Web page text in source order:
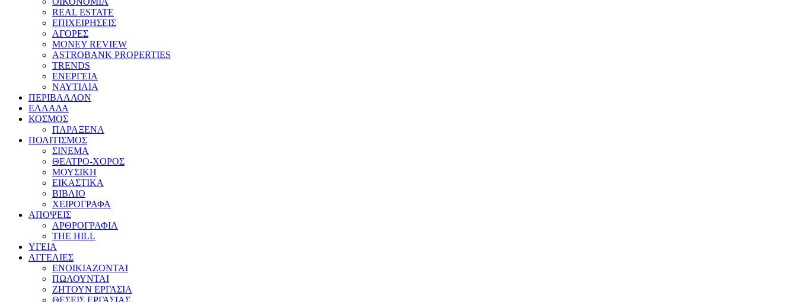
REAL ESTATE
ΕΠΙΧΕΙΡΗΣΕΙΣ
ΑΓΟΡΕΣ
MONEY REVIEW
ASTROBANK PROPERTIES
TRENDS
ΕΝΕΡΓΕΙΑ
ΝΑΥΤΙΛΙΑ
ΠΕΡΙΒΑΛΛΟΝ
ΕΛΛΑΔΑ
ΚΟΣΜΟΣ
ΠΑΡΑΞΕΝΑ
ΠΟΛΙΤΙΣΜΟΣ
ΣΙΝΕΜΑ
ΘΕΑΤΡΟ-ΧΟΡΟΣ
ΜΟΥΣΙΚΗ
ΕΙΚΑΣΤΙΚΑ
ΒΙΒΛΙΟ
ΧΕΙΡΟΓΡΑΦΑ
ΑΠΟΨΕΙΣ
ΑΡΘΡΟΓΡΑΦΙΑ
THE HILL
ΥΓΕΙΑ
ΑΓΓΕΛΙΕΣ
ΕΝΟΙΚΙΑΖΟΝΤΑΙ
ΠΩΛΟΥΝΤΑΙ
ΖΗΤΟΥΝ ΕΡΓΑΣΙΑ
ΘΕΣΕΙΣ ΕΡΓΑΣΙΑΣ